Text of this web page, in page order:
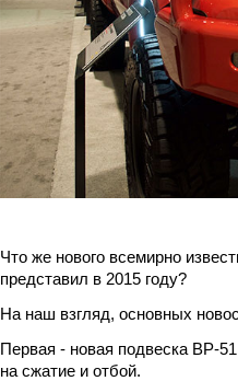
Что же нового всемирно
представил в 2015 году?
На наш взгляд, основных
Первая - новая подвеска BP-
на сжатие и отбой.